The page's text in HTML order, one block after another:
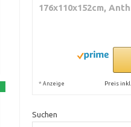
176x110x152cm,
* Anzeige Preis
Suchen